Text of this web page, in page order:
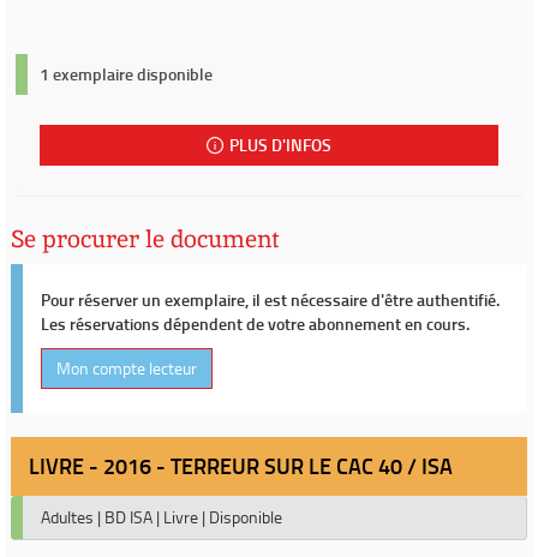
1 exemplaire disponible
PLUS D'INFOS
Se procurer le document
Pour réserver un exemplaire, il est nécessaire d'être authentifié.
Les réservations dépendent de votre abonnement en cours.
Mon compte lecteur
LIVRE - 2016 - TERREUR SUR LE CAC 40 / ISA
Adultes | BD ISA | Livre | Disponible